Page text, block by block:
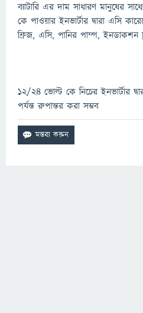
ব্যাটারি এর দাম সাধারণ মানুষের
কে পাওয়ার ইনভার্টার দ্বারা এসি
ফ্রিজ, এসি, পানির পাম্প, ইনডাকশন
১২/২৪ ভোল্ট কে নিচের ইনভার্টার
পর্যন্ত রুপান্তর করা সম্ভব